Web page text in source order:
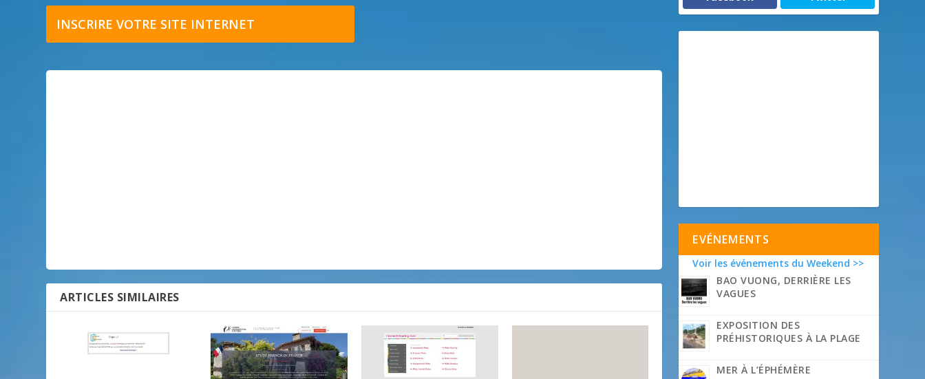
INSCRIRE VOTRE SITE INTERNET
ARTICLES SIMILAIRES
EVÉNEMENTS
Voir les événements du Weekend >>
BAO VUONG, DERRIÈRE LES
VAGUES
EXPOSITION DES
PRÉHISTORIQUES À LA PLAGE
MER À L’ÉPHÉMÈRE